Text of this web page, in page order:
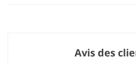
Avis des